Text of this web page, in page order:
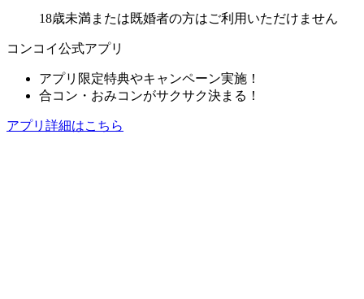
18歳未満または既婚者の方はご利用いただけません
コンコイ公式アプリ
アプリ限定特典やキャンペーン実施！
合コン・おみコンがサクサク決まる！
アプリ詳細はこちら